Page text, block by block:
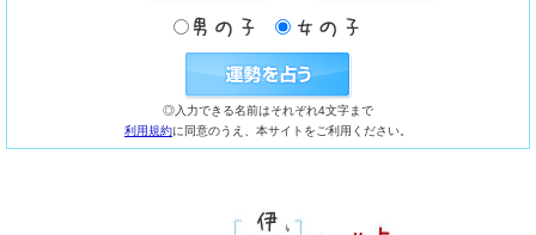
◎入力できる名前はそれぞれ4文字まで
利用規約に同意のうえ、本サイトをご利用ください。